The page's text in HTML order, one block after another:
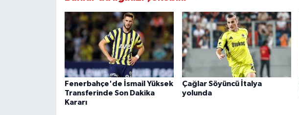
Fenerbahçe'de İsmail Yüksek
Transferinde Son Dakika
Kararı
Çağlar Söyüncü İtalya
yolunda